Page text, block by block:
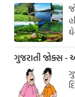
ગુજરાતી જોક્સ -